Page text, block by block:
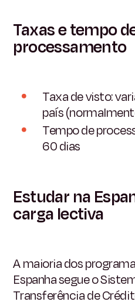
Taxas e tempo
processamento
Taxa de visto:
país
Tempo de
60 dias
Estudar na
carga lectiva
A maioria dos
Espanha segue o
Transferência de